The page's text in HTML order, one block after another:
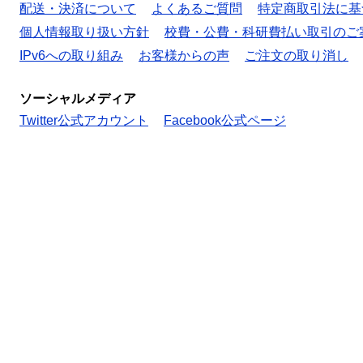
配送・決済について よくあるご質問
特定商取引法に
個人情報取り扱い方針
校費・公費・科研費払い取引のご
IPv6への取り組み
お客様からの声 ご注文の取り消し
ソーシャルメディア
Twitter公式アカウント
Facebook公式ページ